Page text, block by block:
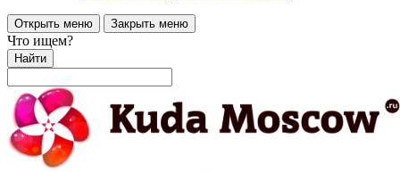
Открыть меню Закрыть меню
Что ищем?
Найти